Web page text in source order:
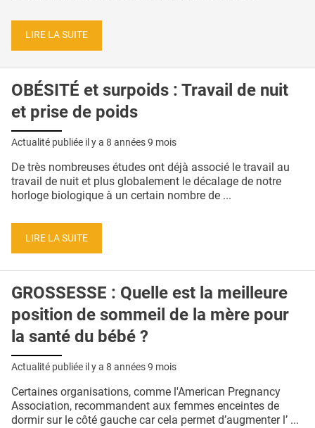
LIRE LA SUITE
OBÉSITÉ et surpoids : Travail de nuit
et prise de poids
Actualité publiée il y a 8 années 9 mois
De très nombreuses études ont déjà associé le travail au
travail de nuit et plus globalement le décalage de notre
horloge biologique à un certain nombre de ...
LIRE LA SUITE
GROSSESSE : Quelle est la meilleure
position de sommeil de la mère pour
la santé du bébé ?
Actualité publiée il y a 8 années 9 mois
Certaines organisations, comme l'American Pregnancy
Association, recommandent aux femmes enceintes de
dormir sur le côté gauche car cela permet d’augmenter l’ ...